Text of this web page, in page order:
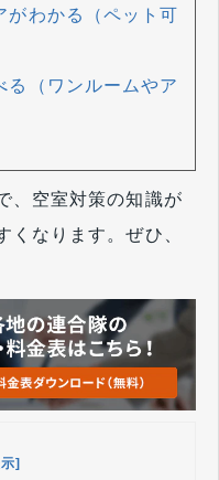
がわかる（ペット可
る（ワンルームやア
、空室対策の知識が
くなります。ぜひ、
]